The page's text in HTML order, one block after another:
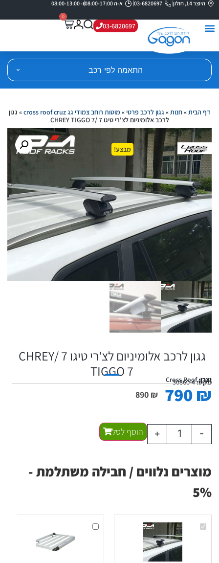
היוצר 14, חולון 03-6820697 א-ה 08:00-17:00 ו- 08:00-13:00
03-6820697
0
התאמה לפי רכב
דף הבית»חנות» גגון לרכב פרטי» מוטות רוחב צמודי גג cross roof cruz » גגון
לרכב אלומיניום לצ'רי טיגו 7 /CHREY TIGGO 7
מבצע!
גגון לרכב אלומיניום לצ'רי טיגו 7 /CHREY
TIGGO 7
יצרן:Cross Roofמקט:30860-4
890₪ 790₪
-
+ הוסף לסל
מוצרים נלווים / חבילה משתלמת -
5%
גגון
לרכב
גגון
עריסה